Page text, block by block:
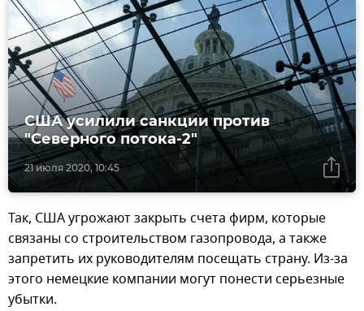
21 июля 2020, 10:45
США усилили санкции против
"Северного потока-2"
Так, США угрожают закрыть счета фирм, которые
связаны со строительством газопровода, а также
запретить их руководителям посещать страну. Из-за
этого немецкие компании могут понести серьезные
убытки.